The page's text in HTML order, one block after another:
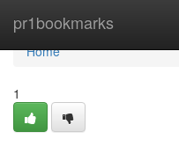
pr1bookmarks
Home
Home
1